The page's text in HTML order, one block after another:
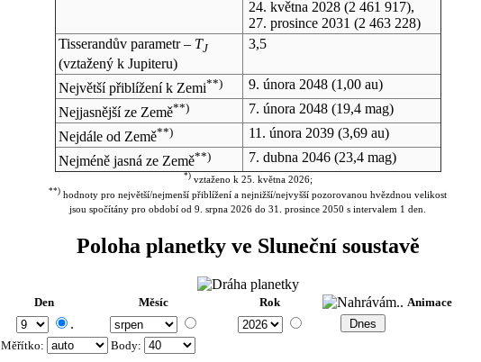
24. května 2028(2 461 917),
27. prosince 2031 (2 463 228)
Tisserandův parametr – TJ
(vztažený k Jupiteru)
3,5
Největší přiblížení k Zemi**) 9. února 2048(1,00 au)
Nejjasnější ze Země**) 7. února 2048(19,4 mag)
Nejdále od Země**) 11. února 2039(3,69 au)
Nejméně jasná ze Země**) 7. dubna 2046(23,4 mag)
*)vztaženo k 25. května 2026;
**) hodnoty pro největší/nejmenší přiblížení a nejnižší/nejvyšší pozorovanou hvězdnou velikost
jsou spočítány pro období od 9. srpna 2026 do 31. prosince 2050 s intervalem 1 den.
Poloha planetky ve Sluneční soustavě
Den Měsíc Rok Animace
.
Měřítko: Body: